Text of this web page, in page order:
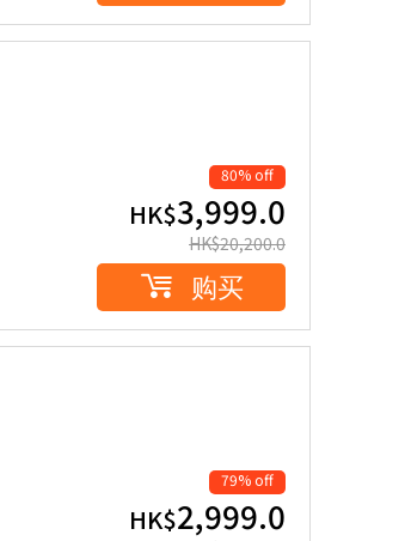
80% off
HK$3,999.0
HK$20,200.0
购买
79% off
HK$2,999.0